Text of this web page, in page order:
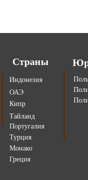
Страны
Португалия
Монако
Греция
Индонезия
Тайланд
Турция
ОАЭ
Кипр